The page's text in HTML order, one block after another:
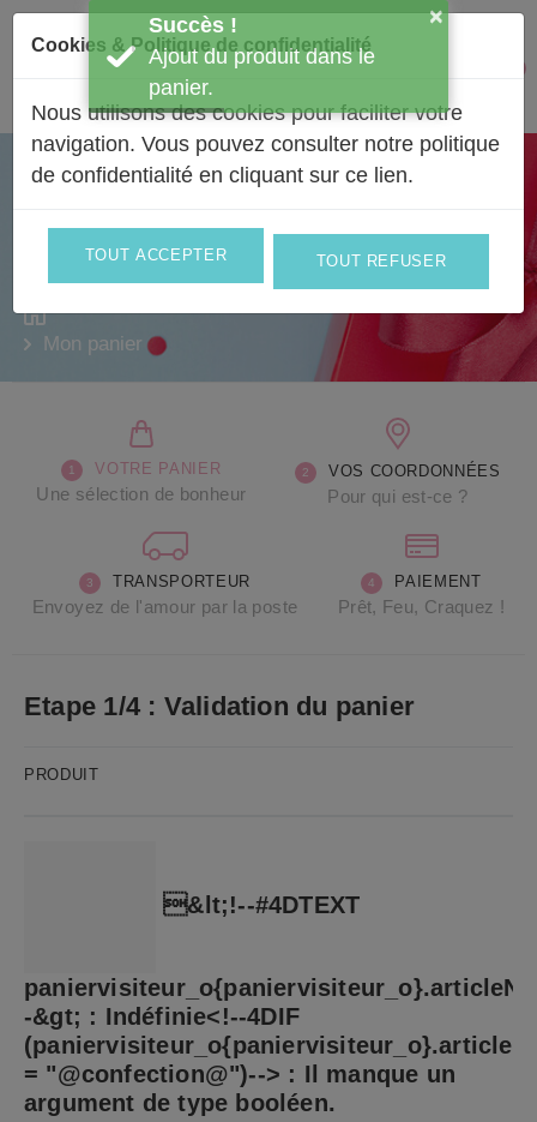
Passer au contenu
FacebookInstagram
Une sélection de bonheur
Valider votre panier
Mon panier
VOTRE PANIER
Une sélection de bonheur
VOS COORDONNÉES
Pour qui est-ce ?
TRANSPORTEUR
Envoyez de l'amour par la poste
PAIEMENT
Prêt, Feu, Craquez !
Etape 1/4 : Validation du panier
PRODUIT
&lt;!--#4DTEXT
-&gt; : Indéfinie<!--4DIF
= "@confection@")--> : Il manque un
argument de type booléen.
×
Succès !
Ajout du produit dans le
panier.
Cookies & Politique de confidentialité
Nous utilisons des cookies pour faciliter votre
navigation. Vous pouvez consulter notre politique
de confidentialité en cliquant sur ce lien.
TOUT ACCEPTER TOUT REFUSER